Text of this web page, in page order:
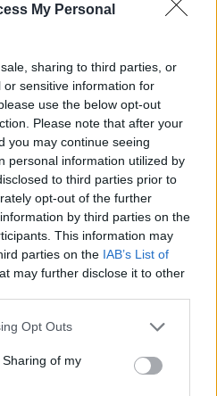
My Personal
sharing to third parties, or
sensitive information for
use the below opt-out
Please note that after your
you may continue seeing
personal information utilized by
to third parties prior to
opt-out of the further
by third parties on the
This information may
parties on the IAB’s List of
may further disclose it to other
Opt Outs
of my
στο
ΑΕΡΟΣΚΑΦΗ
ΔΕΝΔΙΑΣ